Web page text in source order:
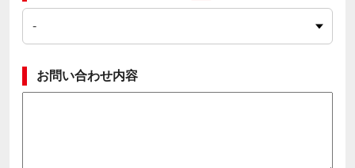
お問い合わせ内容